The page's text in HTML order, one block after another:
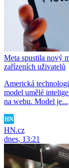
Meta spustila nový
zařízeních uživatelů
Americká
model umělé
na webu. Model je...
HN.cz
dnes, 13:21